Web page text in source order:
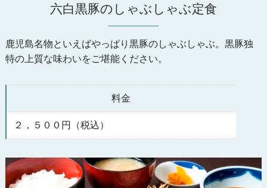
六白黒豚のしゃぶしゃぶ定食
鹿児島名物といえばやっぱり黒豚のしゃぶしゃぶ。黒豚独
特の上質な味わいをご堪能ください。
料金
２，５００円（税込）